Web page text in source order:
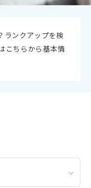
ランクアップを検
こちらから基本情